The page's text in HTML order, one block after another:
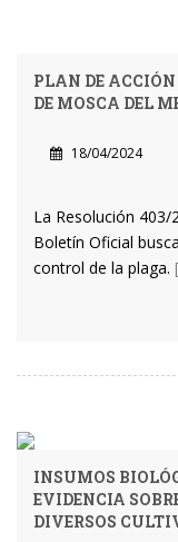
PLAN DE
DE MOSCA DEL
18/04/2024
La Resolución 403/
Boletín Oficial
control de la plaga.
INSUMOS
EVIDENCIA
DIVERSOS